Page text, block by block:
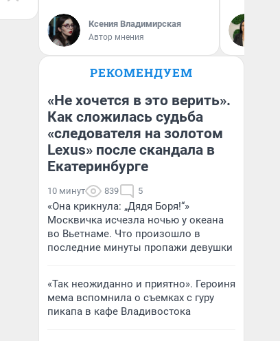
Ксения Владимирская
Автор мнения
РЕКОМЕНДУЕМ
«Не хочется в это верить».
Как сложилась судьба
«следователя на золотом
Lexus» после скандала в
Екатеринбурге
10 минут 839 5
«Она крикнула: „Дядя Боря!“»
Москвичка исчезла ночью у океана
во Вьетнаме. Что произошло в
последние минуты пропажи девушки
«Так неожиданно и приятно». Героиня
мема вспомнила о съемках с гуру
пикапа в кафе Владивостока